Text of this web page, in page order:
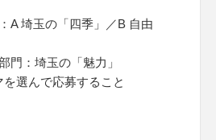
A 埼玉の「四季」／B 自由
門：埼玉の「魅力」
選んで応募すること